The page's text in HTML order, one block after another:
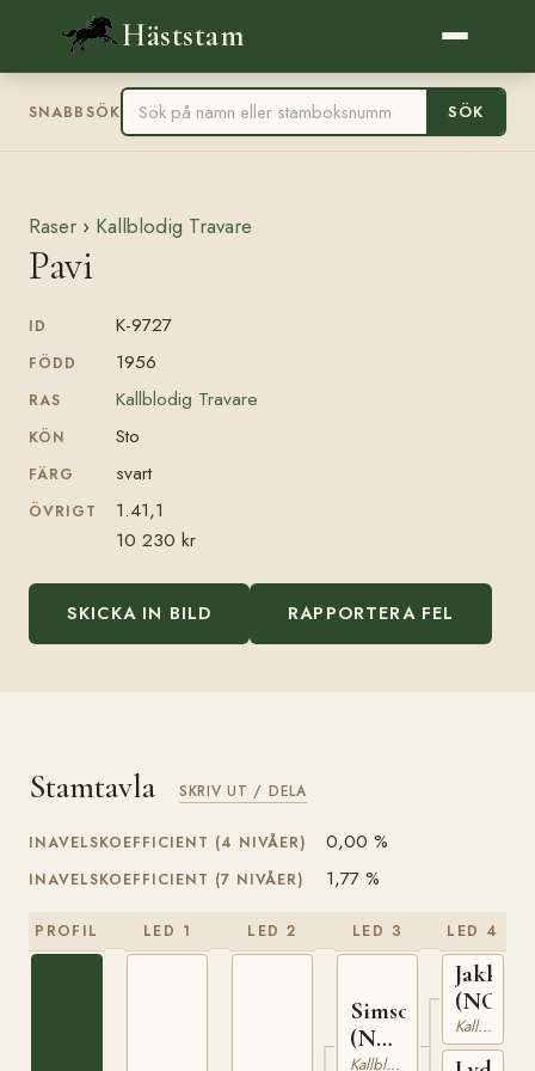
Häststam
SNABBSÖK SÖK
Raser › Kallblodig Travare
Pavi
ID K-9727
FÖDD 1956
RAS Kallblodig Travare
KÖN Sto
FÄRG svart
ÖVRIGT
1.41,1
10 230 kr
SKICKA IN BILD RAPPORTERA FEL
Stamtavla SKRIV UT / DELA
INAVELSKOEFFICIENT (4 NIVÅER) 0,00 %
INAVELSKOEFFICIENT (7 NIVÅER) 1,77 %
PROFIL LED 1 LED 2 LED 3
Simson
(NO)
Kallblodig Travare
LED 4
Jakken
(NO)
Kallblodig Travare